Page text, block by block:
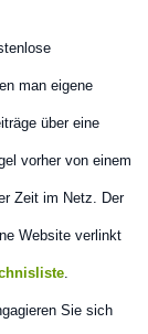
man eigene
über eine
vorher von einem
Zeit im Netz. Der
Website verlinkt
Sie sich